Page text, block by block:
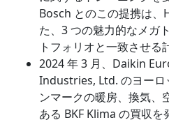
Bosch とのこの提携は
た、3 つの魅力的なメガ
トフォリオと一致させる
2024 年 3 月、Daikin
Industries, Ltd. のヨーロ
ンマークの暖房、換気、
ある BKF Klima の買収